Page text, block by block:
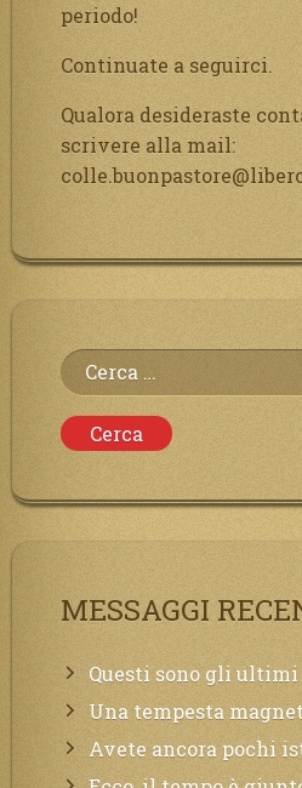
periodo!
Continuate a seguirci.
Qualora desideraste
scrivere alla mail:
Ricerca
per:
MESSAGGI
Questi sono gli ultimi attimi di vita, chi si
Una tempesta magnetica è in corso, questa generazione patirà. Il
Avete ancora pochi istanti per convertirvi, non perdete tempo, la sciagura